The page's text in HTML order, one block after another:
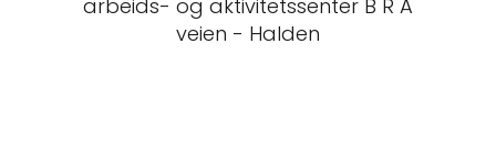
arbeids- og aktivitetssenter B R A
veien - Halden